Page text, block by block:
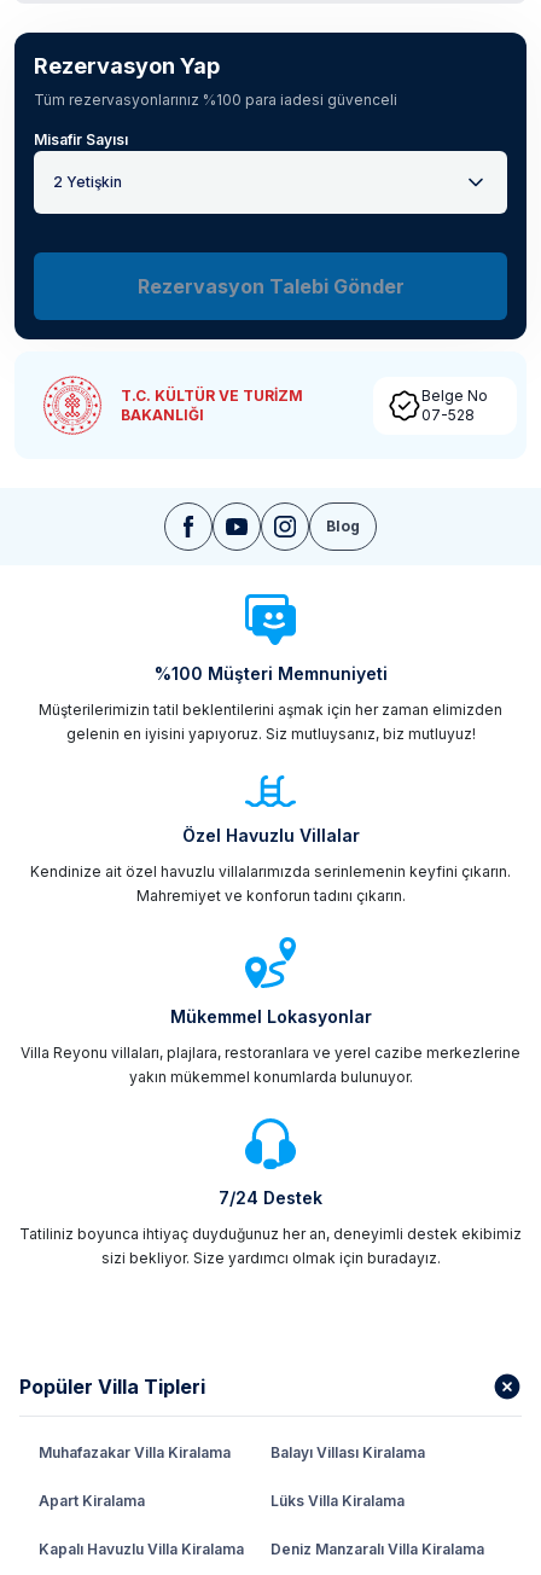
Rezervasyon Yap
Tüm rezervasyonlarınız %100 para iadesi güvenceli
Misafir Sayısı
2 Yetişkin
Rezervasyon Talebi Gönder
T.C. KÜLTÜR VE TURİZM
BAKANLIĞI
Belge No
07-528
Blog
%100 Müşteri Memnuniyeti
Müşterilerimizin tatil beklentilerini aşmak için her zaman elimizden
gelenin en iyisini yapıyoruz. Siz mutluysanız, biz mutluyuz!
Özel Havuzlu Villalar
Kendinize ait özel havuzlu villalarımızda serinlemenin keyfini çıkarın.
Mahremiyet ve konforun tadını çıkarın.
Mükemmel Lokasyonlar
Villa Reyonu villaları, plajlara, restoranlara ve yerel cazibe merkezlerine
yakın mükemmel konumlarda bulunuyor.
7/24 Destek
Tatiliniz boyunca ihtiyaç duyduğunuz her an, deneyimli destek ekibimiz
sizi bekliyor. Size yardımcı olmak için buradayız.
Popüler Villa Tipleri
Muhafazakar Villa Kiralama Balayı Villası Kiralama
Apart Kiralama Lüks Villa Kiralama
Kapalı Havuzlu Villa Kiralama Deniz Manzaralı Villa Kiralama